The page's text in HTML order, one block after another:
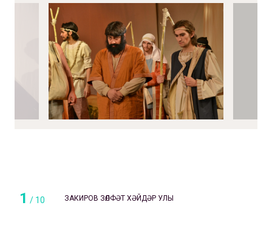
1 / 10 ЗАКИРОВ ЗӨЛФӘТ ХӘЙДӘР УЛЫ